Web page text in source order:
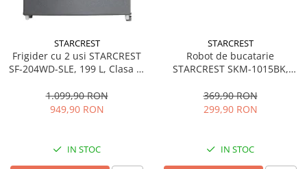
STARCREST
Frigider cu 2 usi STARCREST
SF-204WD-SLE, 199 L, Clasa E,
Termostat Ajustabil, Usi
reversibile, H 143 cm, Argintiu
1.099,90 RON
949,90 RON
IN STOC
STARCREST
Robot de bucatarie
STARCREST SKM-1015BK,
Accesorii, 10 Viteze + Pulse,
Negru
369,90 RON
299,90 RON
IN STOC